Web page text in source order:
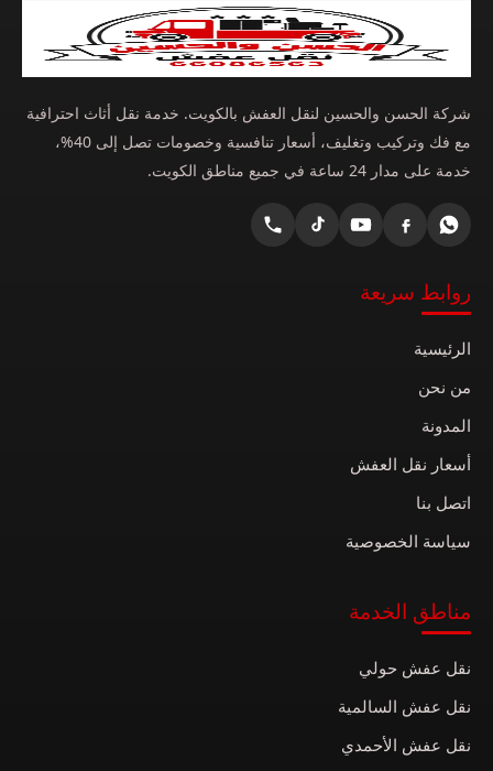
شركة الحسن والحسين لنقل العفش بالكويت. خدمة نقل أثاث احترافية
مع فك وتركيب وتغليف، أسعار تنافسية وخصومات تصل إلى 40%،
خدمة على مدار 24 ساعة في جميع مناطق الكويت.
روابط سريعة
الرئيسية
من نحن
المدونة
أسعار نقل العفش
اتصل بنا
سياسة الخصوصية
مناطق الخدمة
نقل عفش حولي
نقل عفش السالمية
نقل عفش الأحمدي